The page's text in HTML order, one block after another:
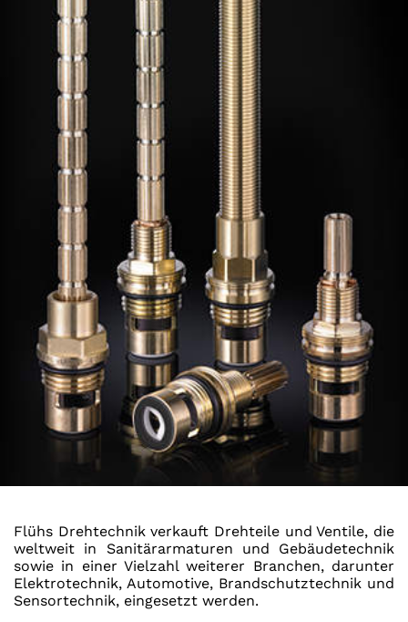
Flühs Drehtechnik verkauft Drehteile und Ventile, die
weltweit in Sanitärarmaturen und Gebäudetechnik
sowie in einer Vielzahl weiterer Branchen, darunter
Elektrotechnik, Automotive, Brandschutztechnik und
Sensortechnik, eingesetzt werden.